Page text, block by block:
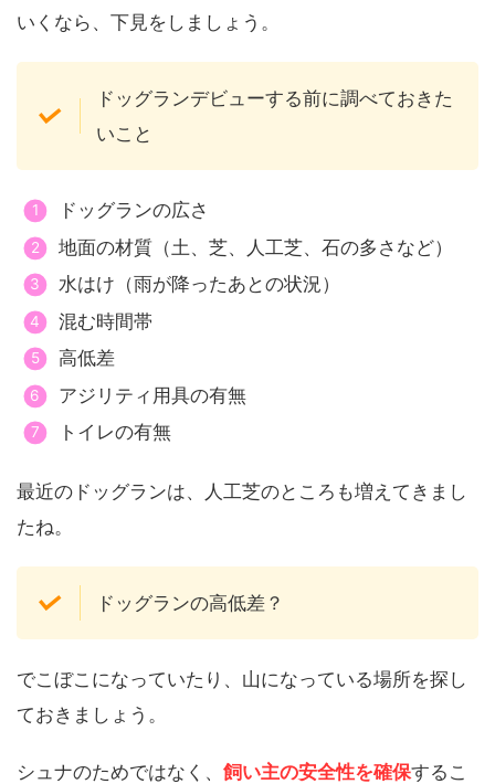
いくなら、下見をしましょう。
ドッグランデビューする前に調べておきた
いこと
ドッグランの広さ
地面の材質（土、芝、人工芝、石の多さなど）
水はけ（雨が降ったあとの状況）
混む時間帯
高低差
アジリティ用具の有無
トイレの有無
最近のドッグランは、人工芝のところも増えてきまし
たね。
ドッグランの高低差？
でこぼこになっていたり、山になっている場所を探し
ておきましょう。
シュナのためではなく、 飼い主の安全性を確保するこ